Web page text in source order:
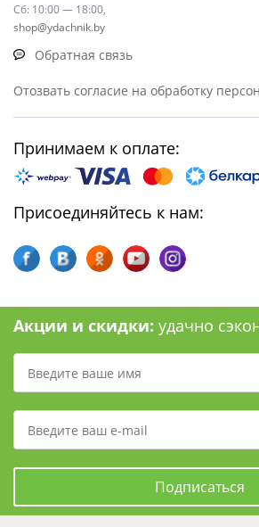
Сб: 10:00 — 18:00,
shop@ydachnik.by
Обратная связь
Отозвать согласие на обработку
Принимаем к оплате:
Присоединяйтесь к нам:
Акции и скидки: удачно
Подписаться